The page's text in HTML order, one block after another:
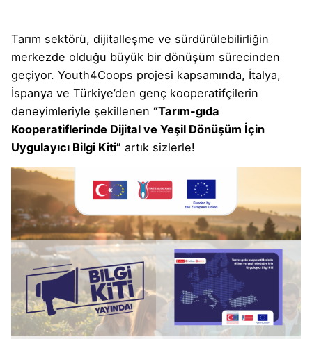
Tarım sektörü, dijitalleşme ve sürdürülebilirliğin
merkezde olduğu büyük bir dönüşüm sürecinden
geçiyor. Youth4Coops projesi kapsamında, İtalya,
İspanya ve Türkiye’den genç kooperatifçilerin
deneyimleriyle şekillenen “Tarım-gıda
Kooperatiflerinde Dijital ve Yeşil Dönüşüm İçin
Uygulayıcı Bilgi Kiti” artık sizlerle!